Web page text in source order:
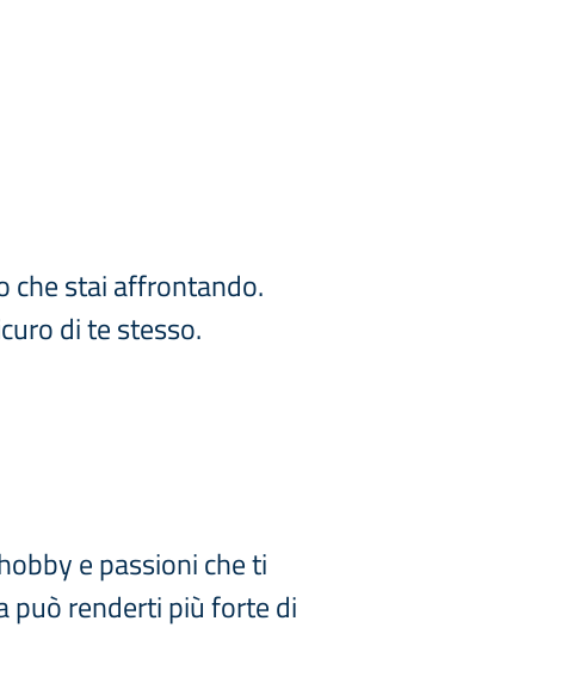
che stai affrontando.
di te stesso.
e passioni che ti
può renderti più forte di